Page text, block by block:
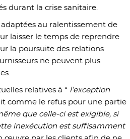
durant la crise sanitaire.
au ralentissement de
laisser le temps de reprendre
la poursuite des relations
ne peuvent plus
relatives à “ l’exception
comme le refus pour une partie
que celle-ci est exigible, si
inexécution est suffisamment